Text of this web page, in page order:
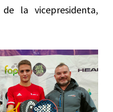
la vicepresidenta,